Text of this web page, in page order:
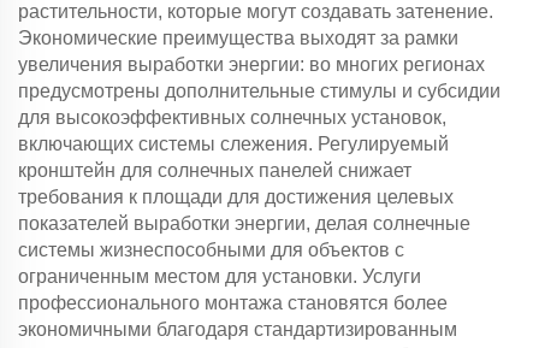
растительности, которые могут создавать затенение.
Экономические преимущества выходят за рамки
увеличения выработки энергии: во многих регионах
предусмотрены дополнительные стимулы и субсидии
для высокоэффективных солнечных установок,
включающих системы слежения. Регулируемый
кронштейн для солнечных панелей снижает
требования к площади для достижения целевых
показателей выработки энергии, делая солнечные
системы жизнеспособными для объектов с
ограниченным местом для установки. Услуги
профессионального монтажа становятся более
экономичными благодаря стандартизированным